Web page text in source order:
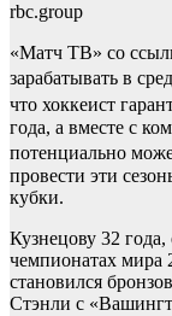
rbc.group
«Матч ТВ» со
зарабатывать в
что хоккеист
года, а вместе с
потенциально
провести эти
кубки.
Кузнецову 32
чемпионатах мира
становился
Стэнли с